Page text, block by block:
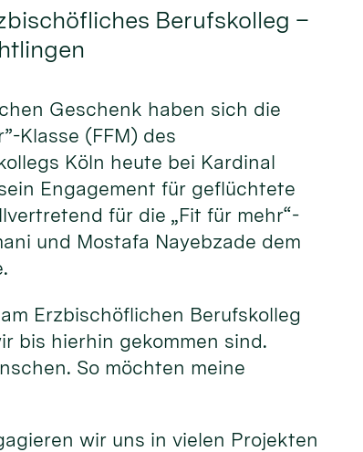
Berufskolleg –
Geschenk haben sich die
Klasse (FFM) des
Köln heute bei Kardinal
Engagement für geflüchtete
für die „Fit für mehr“-
und Mostafa Nayebzade dem
Erzbischöflichen Berufskolleg
bis hierhin gekommen sind.
So möchten meine
wir uns in vielen Projekten